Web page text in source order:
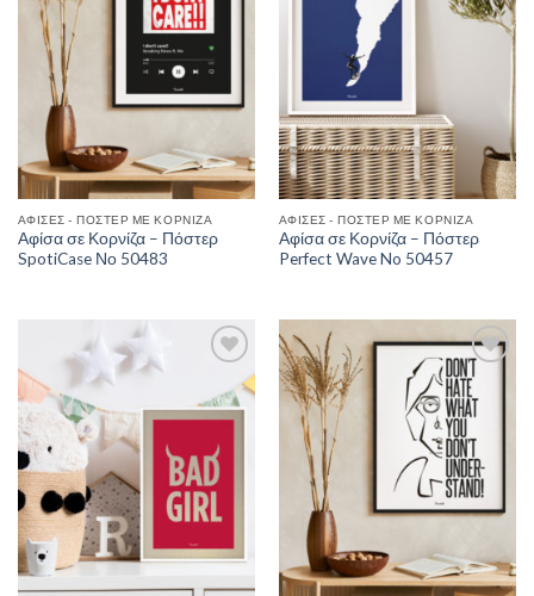
ΑΦΊΣΕΣ - ΠΌΣΤΕΡ ΜΕ ΚΟΡΝΊΖΑ
Αφίσα σε Κορνίζα – Πόστερ
SpotiCase Νο 50483
ΑΦΊΣΕΣ - ΠΌΣΤΕΡ ΜΕ ΚΟΡΝΊΖΑ
Αφίσα σε Κορνίζα – Πόστερ
Perfect Wave No 50457
Wishlist
Add to
Wishlist